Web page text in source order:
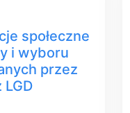
społeczne
i wyboru
przez